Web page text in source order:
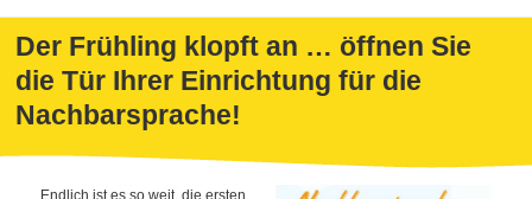
Der Frühling klopft an … öffnen Sie
die Tür Ihrer Einrichtung für die
Nachbarsprache!
Endlich ist es so weit, die ersten